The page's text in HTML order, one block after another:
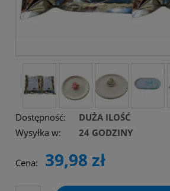
Dostępność:
DUŻA ILOŚĆ
Wysyłka w:
24 GODZINY
Cena: 39,98 zł